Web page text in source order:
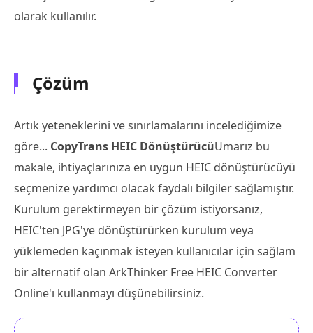
olarak kullanılır.
Çözüm
Artık yeteneklerini ve sınırlamalarını incelediğimize
göre... CopyTrans HEIC DönüştürücüUmarız bu
makale, ihtiyaçlarınıza en uygun HEIC dönüştürücüyü
seçmenize yardımcı olacak faydalı bilgiler sağlamıştır.
Kurulum gerektirmeyen bir çözüm istiyorsanız,
HEIC'ten JPG'ye dönüştürürken kurulum veya
yüklemeden kaçınmak isteyen kullanıcılar için sağlam
bir alternatif olan ArkThinker Free HEIC Converter
Online'ı kullanmayı düşünebilirsiniz.